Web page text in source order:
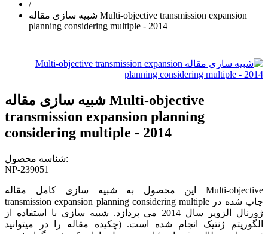
/
شبیه سازی مقاله Multi-objective transmission expansion
planning considering multiple - 2014
شبیه سازی مقاله Multi-objective
transmission expansion planning
considering multiple - 2014
شناسه محصول:
NP-239051
این محصول به شبیه سازی کامل مقاله Multi-objective
transmission expansion planning considering multiple چاپ شده در
ژورنال الزویر سال 2014 می پردازد. شبیه سازی با استفاده از
الگوریتم ژنتیک انجام شده است. (چکیده مقاله را در میتوانید